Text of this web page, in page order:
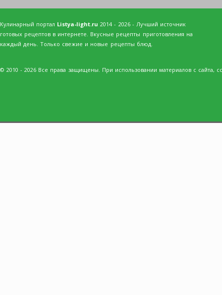
Кулинарный портал Listya-light.ru 2014 - 2026 - Лучший источник
готовых рецептов в интернете. Вкусные рецепты приготовления на
каждый день. Только свежие и новые рецепты блюд.
© 2010 - 2026 Все права защищены. При использовании материалов с сайта,